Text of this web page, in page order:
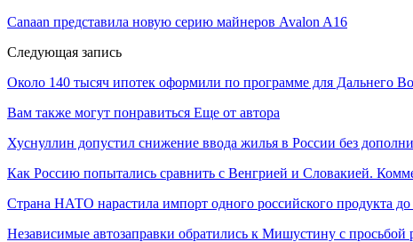
Canaan представила новую серию майнеров Avalon A16
Следующая запись
Около 140 тысяч ипотек оформили по программе для Дальнего
Вам также могут понравиться Еще от автора
Хуснуллин допустил снижение ввода жилья в России без
Как Россию попытались сравнить с Венгрией и Словакией.
Страна НАТО нарастила импорт одного российского продукта
Независимые автозаправки обратились к Мишустину с просьбой